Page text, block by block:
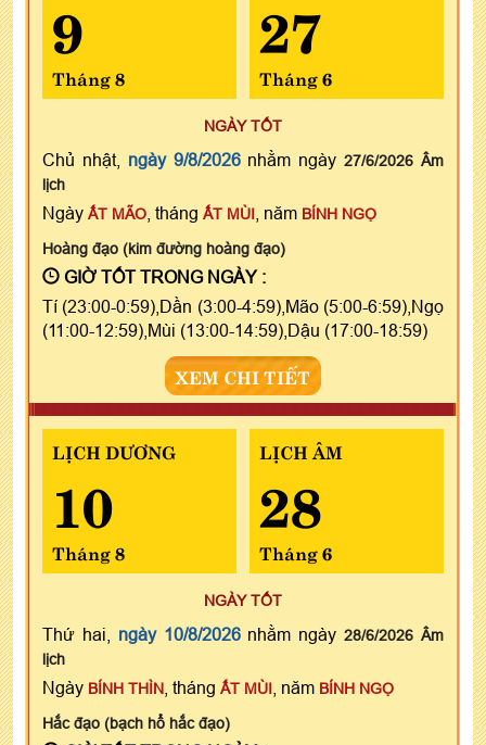
9
Tháng 8
27
Tháng 6
NGÀY TỐT
Chủ nhật, ngày 9/8/2026nhằm ngày27/6/2026 Âm
lịch
Ngày ẤT MÃO , tháng ẤT MÙI , năm BÍNH NGỌ
Hoàng đạo (kim đường hoàng đạo)
GIỜ TỐT TRONG NGÀY :
Tí (23:00-0:59),Dần (3:00-4:59),Mão (5:00-6:59),Ngọ
(11:00-12:59),Mùi (13:00-14:59),Dậu (17:00-18:59)
XEM CHI TIẾT
LỊCH DƯƠNG
10
Tháng 8
LỊCH ÂM
28
Tháng 6
NGÀY TỐT
Thứ hai, ngày 10/8/2026nhằm ngày28/6/2026 Âm
lịch
Ngày BÍNH THÌN , tháng ẤT MÙI , năm BÍNH NGỌ
Hắc đạo (bạch hổ hắc đạo)